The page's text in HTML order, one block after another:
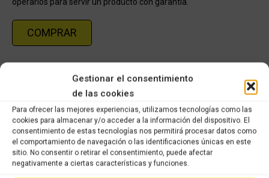
Gestionar el consentimiento
de las cookies
Para ofrecer las mejores experiencias, utilizamos tecnologías como las
cookies para almacenar y/o acceder a la información del dispositivo. El
consentimiento de estas tecnologías nos permitirá procesar datos como
el comportamiento de navegación o las identificaciones únicas en este
sitio. No consentir o retirar el consentimiento, puede afectar
negativamente a ciertas características y funciones.
COMPRAR
Share this product
Share
on
Share
on
Share
on
Share
on
LinkedIn